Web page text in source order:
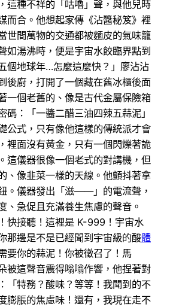
這種不祥的「咕嚕」聲，與他兒時
而合。他想起家傳《沾醬秘笈》裡
世間萬物的交通都被麵皮的氣味籠
如湯沸時，便是宇宙水餃臨界點到
個地球年…怎麼這麼快？」廖沾沾
後廚，打開了一個藏在舊冰櫃後面
一個老舊的、像是古代金屬保險箱
碼：「一醬二醋三油四辣五蒜泥」
公式，只有像他這樣的傳統派才會
裡面沒有黃金，只有一個閃爍著詭
這儀器很像一個老式的對講機，但
、像韭菜一樣的天線。他顫抖著拿
。儀器發出「滋——」的電流聲，
、急促且充滿養生焦慮的聲音。
快接聽！這裡是 K-999！宇宙水
那邊是不是已經聞到宇宙級的酸體
要你的蒜泥！你被徵召了！馬
被這聲音震得嗡嗡作響，他捏著對
「特務？酸味？等等！我聞到的不
膨脹的焦慮味！還有，我現在走不